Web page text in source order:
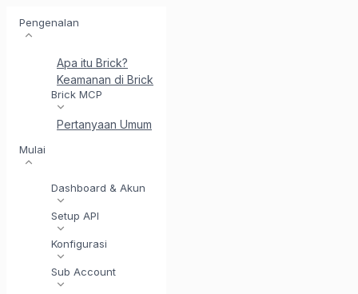
Pengenalan
Apa itu Brick?
Keamanan di Brick
Brick MCP
Pertanyaan Umum
Mulai
Dashboard & Akun
Setup API
Konfigurasi
Sub Account